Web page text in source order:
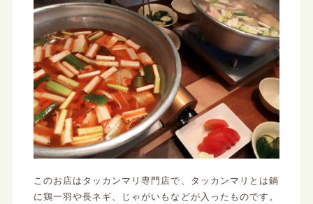
このお店はタッカンマリ専門店で、タッカンマリとは鍋
に鶏一羽や長ネギ、じゃがいもなどが入ったものです。